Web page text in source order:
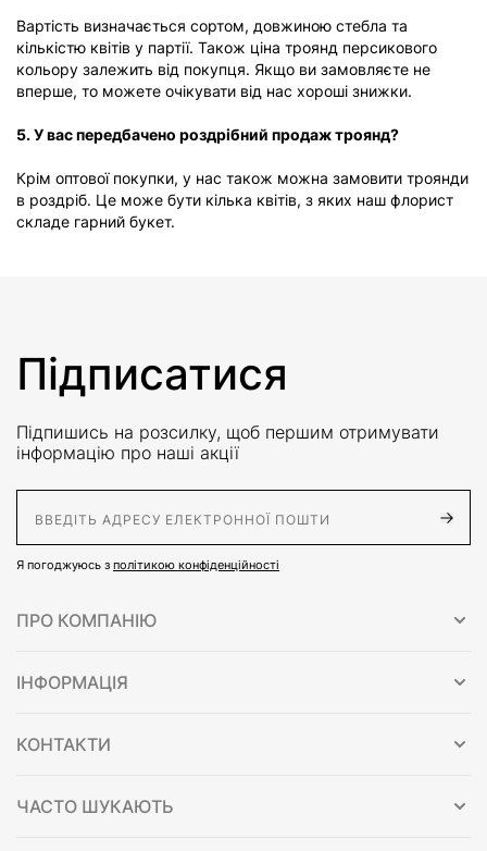
Вартість визначається сортом, довжиною стебла та
кількістю квітів у партії. Також ціна троянд персикового
кольору залежить від покупця. Якщо ви замовляєте не
вперше, то можете очікувати від нас хороші знижки.
5. У вас передбачено роздрібний продаж троянд?
Крім оптової покупки, у нас також можна замовити троянди
в роздріб. Це може бути кілька квітів, з яких наш флорист
складе гарний букет.
Підписатися
Підпишись на розсилку, щоб першим отримувати
інформацію про наші акції
Я погоджуюсь з політикою конфіденційності
ПРО КОМПАНІЮ
ІНФОРМАЦІЯ
КОНТАКТИ
ЧАСТО ШУКАЮТЬ